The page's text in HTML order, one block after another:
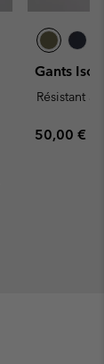
Gants
Résistant à
Regular
50,00 €